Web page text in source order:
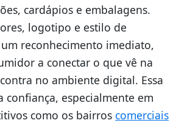
cardápios e embalagens.
logotipo e estilo de
reconhecimento imediato,
a conectar o que vê na
no ambiente digital. Essa
confiança, especialmente em
como os bairros comerciais